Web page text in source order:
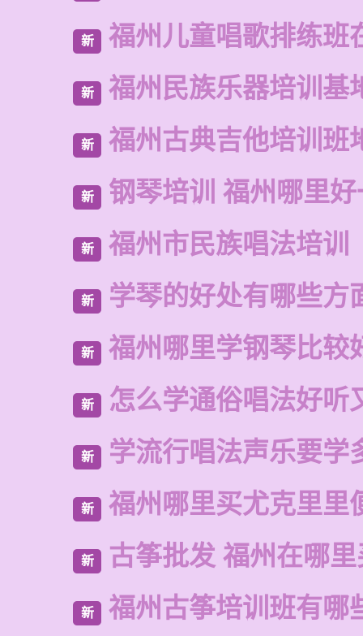
新 福州儿童唱歌排练班
新 福州民族乐器培训基
新 福州古典吉他培训班
新 钢琴培训 福州哪里
新 福州市民族唱法培训
新 学琴的好处有哪些方
新 福州哪里学钢琴比较
新 怎么学通俗唱法好听
新 学流行唱法声乐要学
新 福州哪里买尤克里里
新 古筝批发 福州在哪
新 福州古筝培训班有哪